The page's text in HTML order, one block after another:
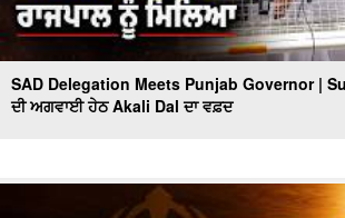
SAD Delegation Meets Punjab Governor |
ਦੀ ਅਗਵਾਈ ਹੇਠ Akali Dal ਦਾ ਵਫ਼ਦ